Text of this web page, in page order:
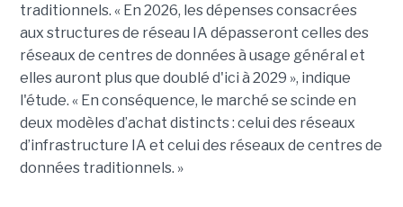
traditionnels. « En 2026, les dépenses consacrées
aux structures de réseau IA dépasseront celles des
réseaux de centres de données à usage général et
elles auront plus que doublé d'ici à 2029 », indique
l'étude. « En conséquence, le marché se scinde en
deux modèles d’achat distincts : celui des réseaux
d’infrastructure IA et celui des réseaux de centres de
données traditionnels. »